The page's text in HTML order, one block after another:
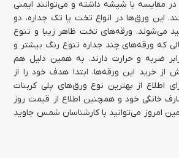
مقایسه با شیشه داشته و می‌توانند ایمنی
این ورق‌ها در انواع تخت یا تک جداره، دو
می‌شوند. ورقه‌های تخت ظاهر زیبا و تنوع
که ورقه‌های چند جداره تنوع رنگ بیشتر و
ضربه و حرارت دارند. به همین دلیل هم
خرید این ورقه‌ها، ابتدا هدف خود را از
اطلاع از بهترین نوع ورق‌های پلی کربنات
خانگی خود و همچنین اطلاع از قیمت روز
امروز می‌توانید با کارشناسان شمس جاوید